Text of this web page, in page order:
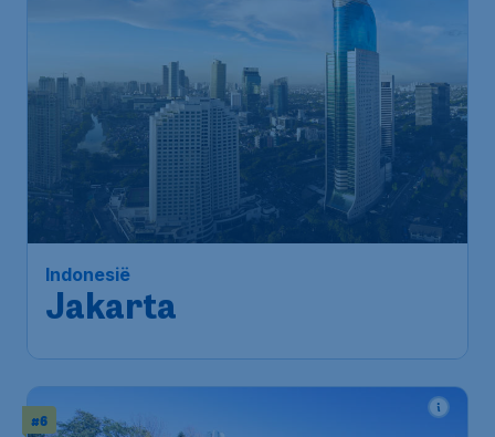
Indonesië
Jakarta
#6